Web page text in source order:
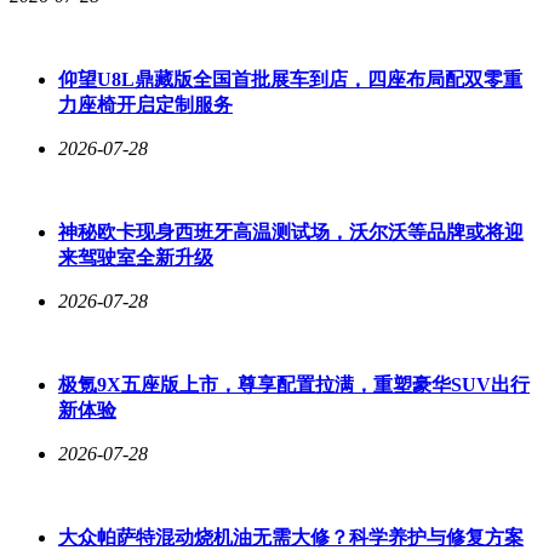
仰望U8L鼎藏版全国首批展车到店，四座布局配双零重
力座椅开启定制服务
2026-07-28
神秘欧卡现身西班牙高温测试场，沃尔沃等品牌或将迎
来驾驶室全新升级
2026-07-28
极氪9X五座版上市，尊享配置拉满，重塑豪华SUV出行
新体验
2026-07-28
大众帕萨特混动烧机油无需大修？科学养护与修复方案